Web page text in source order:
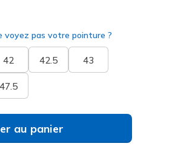
voyez pas votre pointure ?
42 42.5 43
47.5
au panier